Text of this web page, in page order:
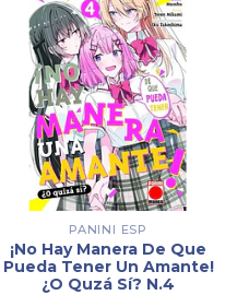
PANINI ESP
¡No Hay Manera De Que
Pueda Tener Un Amante!
¿O Quzá Sí? N.4